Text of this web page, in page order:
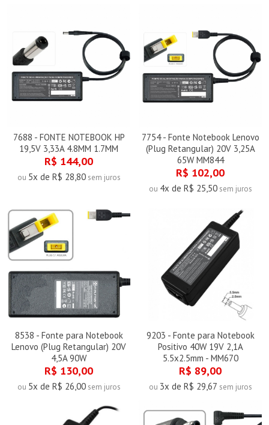
7688 - FONTE NOTEBOOK HP
19,5V 3,33A 4.8MM 1.7MM
R$ 144,00
ou 5x de R$ 28,80sem juros
7754 - Fonte Notebook Lenovo
(Plug Retangular) 20V 3,25A
65W MM844
R$ 102,00
ou 4x de R$ 25,50sem juros
8538 - Fonte para Notebook
Lenovo (Plug Retangular) 20V
4,5A 90W
R$ 130,00
ou 5x de R$ 26,00sem juros
9203 - Fonte para Notebook
Positivo 40W 19V 2,1A
5.5x2.5mm - MM670
R$ 89,00
ou 3x de R$ 29,67 sem juros